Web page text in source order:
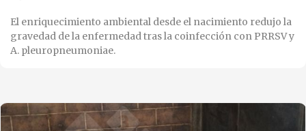
El enriquecimiento ambiental desde el nacimiento redujo la
gravedad de la enfermedad tras la coinfección con PRRSV y
A. pleuropneumoniae.